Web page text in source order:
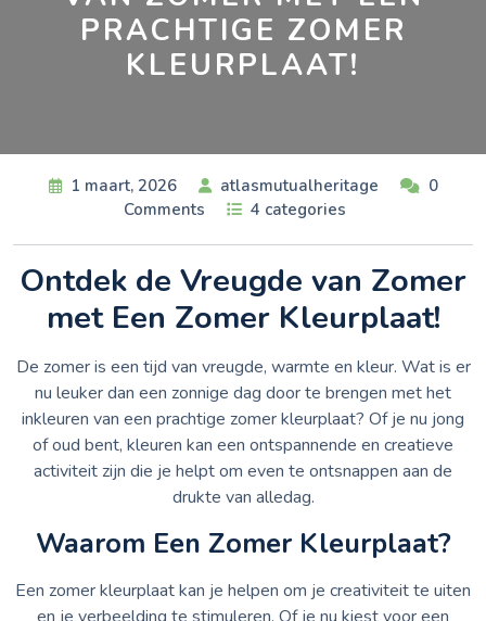
PRACHTIGE ZOMER
KLEURPLAAT!
1 maart, 2026 atlasmutualheritage
0
Comments
4 categories
Ontdek de Vreugde van Zomer
met Een Zomer Kleurplaat!
De zomer is een tijd van vreugde, warmte en kleur. Wat is er
nu leuker dan een zonnige dag door te brengen met het
inkleuren van een prachtige zomer kleurplaat? Of je nu jong
of oud bent, kleuren kan een ontspannende en creatieve
activiteit zijn die je helpt om even te ontsnappen aan de
drukte van alledag.
Waarom Een Zomer Kleurplaat?
Een zomer kleurplaat kan je helpen om je creativiteit te uiten